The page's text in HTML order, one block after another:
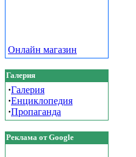
Онлайн магазин
Галерия
·Галерия
·Енциклопедия
·Пропаганда
Реклама от Google